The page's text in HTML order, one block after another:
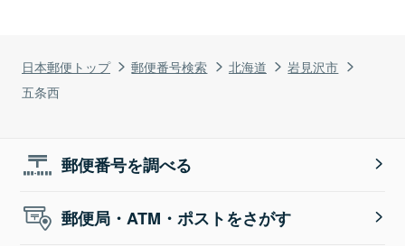
日本郵便トップ 郵便番号検索 北海道
岩見沢市
五条西
郵便番号を調べる
郵便局・ATM・ポストをさがす